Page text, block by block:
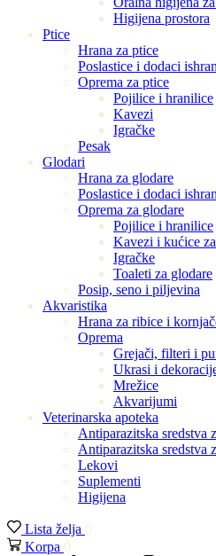
Higijena prostora
Ptice
Hrana za ptice
Poslastice i dodaci
Oprema za ptice
Pojilice i hranilice
Kavezi
Igračke
Pesak
Glodari
Hrana za glodare
Poslastice i dodaci
Oprema za glodare
Pojilice i hranilice
Kavezi i kućice
Igračke
Toaleti za glodare
Posip, seno i piljevina
Akvaristika
Hrana za ribice i
Oprema
Grejači, filteri i
Ukrasi i
Mrežice
Akvarijumi
Veterinarska apoteka
Antiparazitska sredstva
Antiparazitska sredstva
Lekovi
Suplementi
Higijena
Lista želja 0
Korpa 0